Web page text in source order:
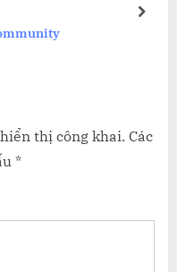
next
thị công khai. Các
*